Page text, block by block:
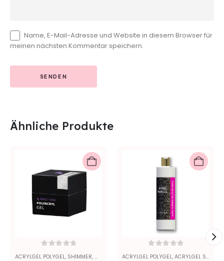
Name, E-Mail-Adresse und Website in diesem Browser für
meinen nächsten Kommentar speichern.
Ähnliche Produkte
ACRYLGEL POLYGEL, SHIMMER, WHITE ACRYLGEL POLYGEL, ACRYLGEL SOLUTION